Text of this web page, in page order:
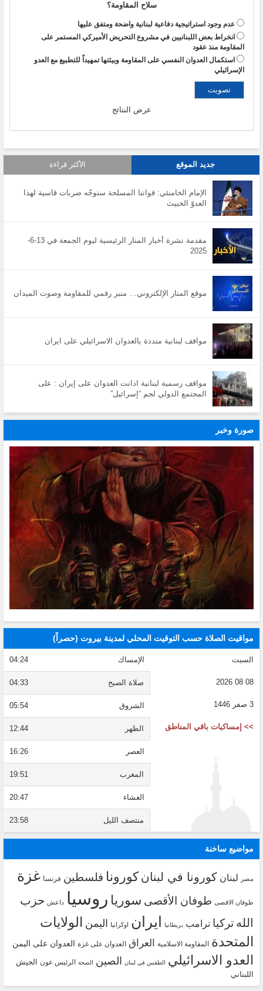
سلاح المقاومة؟
عدم وجود استراتيجية دفاعية لبنانية واضحة ومتفق عليها
انخراط بعض اللبنانيين في مشروع التحريض الأميركي المستمر على
المقاومة منذ عقود
استكمال العدوان النفسي على المقاومة وبيئتها تمهيداً للتطبيع مع العدو
الإسرائيلي
عرض النتائج
جديد الموقع الأكثر قراءة
الإمام الخامنئي: قواتنا المسلحة ستوجّه ضربات قاسية لهذا
العدوّ الخبيث
مقدمة نشرة أخبار المنار الرئيسية ليوم الجمعة في 13-6-
2025
موقع المنار الإلكتروني… منبر رقمي للمقاومة وصوت الميدان
مواقف لبنانية منددة بالعدوان الاسرائيلي على ايران
مواقف رسمية لبنانية ادانت العدوان على إيران : على
المجتمع الدولي لجم “إسرائيل”
صورة وخبر
مواقيت الصلاة حسب التوقيت المحلي لمدينة بيروت (حصراً)
السبت
08 08 2026
3 صفر 1446
>> إمساكيات باقي المناطق
الإمساك 04:24
صلاة الصبح 04:33
الشروق 05:54
الظهر 12:44
العصر 16:26
المغرب 19:51
العشاء 20:47
منتصف الليل 23:58
مواضيع ساخنة
مصر لبنان كورونا في لبنانكورونا فلسطين فرنسا غزة
طوفان الاقصى طوفان الأقصى سوريا روسيا داعش حزب
الله تركيا ترامب بريطانيا ايران اوكرانيا اليمن
الولايات
المتحدة
المقاومة الاسلامية العراق العدوان على غزة العدوان على اليمن
العدو الاسرائيلي الطقس في لبنان الصين الصحة الرئيس عون
الجيش
اللبناني